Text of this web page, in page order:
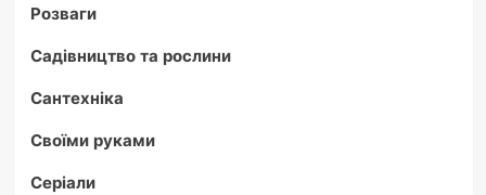
Розваги
Садівництво та рослини
Сантехніка
Своїми руками
Серіали